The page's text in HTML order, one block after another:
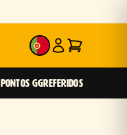
PT
PONTOS GGREFERIDOS